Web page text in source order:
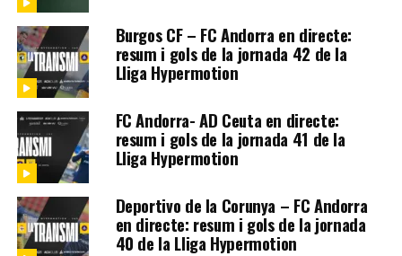
Burgos CF – FC Andorra en directe:
resum i gols de la jornada 42 de la
Lliga Hypermotion
FC Andorra- AD Ceuta en directe:
resum i gols de la jornada 41 de la
Lliga Hypermotion
Deportivo de la Corunya – FC Andorra
en directe: resum i gols de la jornada
40 de la Lliga Hypermotion